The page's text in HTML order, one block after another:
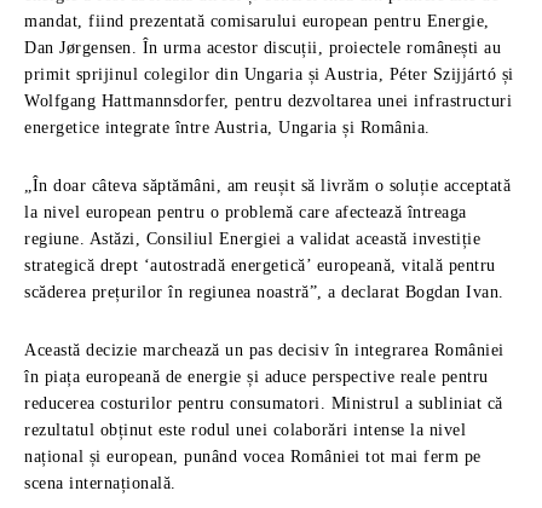
mandat, fiind prezentată comisarului european pentru Energie,
Dan Jørgensen. În urma acestor discuții, proiectele românești au
primit sprijinul colegilor din Ungaria și Austria, Péter Szijjártó și
Wolfgang Hattmannsdorfer, pentru dezvoltarea unei infrastructuri
energetice integrate între Austria, Ungaria și România.
„În doar câteva săptămâni, am reușit să livrăm o soluție acceptată
la nivel european pentru o problemă care afectează întreaga
regiune. Astăzi, Consiliul Energiei a validat această investiție
strategică drept ‘autostradă energetică’ europeană, vitală pentru
scăderea prețurilor în regiunea noastră”, a declarat Bogdan Ivan.
Această decizie marchează un pas decisiv în integrarea României
în piața europeană de energie și aduce perspective reale pentru
reducerea costurilor pentru consumatori. Ministrul a subliniat că
rezultatul obținut este rodul unei colaborări intense la nivel
național și european, punând vocea României tot mai ferm pe
scena internațională.